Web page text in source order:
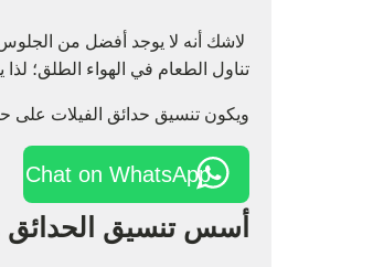
لاشك أنه لا يوجد أفضل من
تناول الطعام في الهواء الطلق؛
ويكون تنسيق حدائق الفيلات
Chat on WhatsApp
أسس تنسيق الحدائق